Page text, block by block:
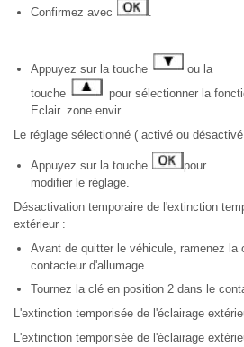
Confirmez avec .
Appuyez sur la touche
ou la
touche
pour sélectionner la
Eclair. zone envir.
Le réglage sélectionné ( activé ou
Appuyez sur la touche
pour
modifier le réglage.
Désactivation temporaire de l'extinction
extérieur :
Avant de quitter le véhicule, ramenez la
contacteur d'allumage.
Tournez la clé en position 2 dans le
L'extinction temporisée de l'éclairage
L'extinction temporisée de l'éclairage